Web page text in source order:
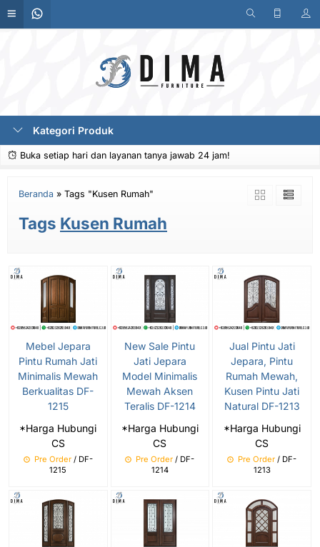
Kategori Produk
Buka setiap hari dan layanan tanya jawab 24 jam!
Beranda » Tags "Kusen Rumah"
Tags Kusen Rumah
Mebel Jepara
Pintu Rumah Jati
Minimalis Mewah
Berkualitas DF-
1215
*Harga Hubungi
CS
Pre Order/ DF-
1215
New Sale Pintu
Jati Jepara
Model Minimalis
Mewah Aksen
Teralis DF-1214
*Harga Hubungi
CS
Pre Order / DF-
1214
Jual Pintu Jati
Jepara, Pintu
Rumah Mewah,
Kusen Pintu Jati
Natural DF-1213
*Harga Hubungi
CS
Pre Order / DF-
1213